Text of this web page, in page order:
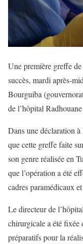
Une première greffe
succès, mardi après-
Bourguiba
de l’hôpital
Dans une déclaration
que cette greffe faite
son genre réalisée en
que l’opération a été
cadres paramédicaux
Le directeur de
chirurgicale a été fixée
préparatifs pour la